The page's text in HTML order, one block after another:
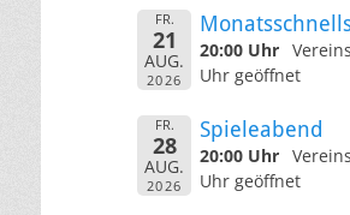
FR.
21
AUG.
2026
20:00 Uhr
Uhr geöffnet
FR.
28
AUG.
2026
Spieleabend
20:00 Uhr
Uhr geöffnet